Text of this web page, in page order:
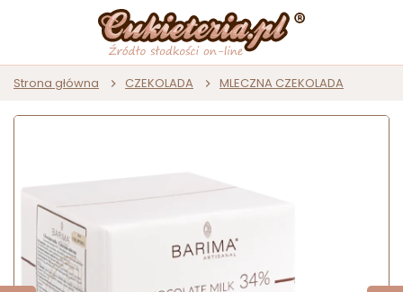
Strona główna CZEKOLADA MLECZNA CZEKOLADA